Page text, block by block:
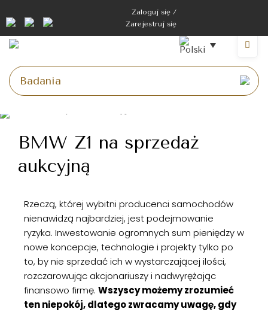
Zaloguj się /
Zarejestruj się
BMW Z1 na sprzedaż
aukcyjną
Rzeczą, której wybitni producenci samochodów
nienawidzą najbardziej, jest podejmowanie
ryzyka. Inwestowanie ogromnych sum pieniędzy w
nowe koncepcje, technologie i projekty tylko po
to, by nie sprzedać ich w wystarczającej ilości,
rozczarowując akcjonariuszy i nadwyrężając
finansowo firmę. Wszyscy możemy zrozumieć
ten niepokój, dlatego zwracamy uwagę, gdy